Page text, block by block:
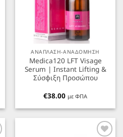
ΑΝΑΠΛΑΣΗ-ΑΝΑΔΟΜΗΣΗ
Medica120 LFT Visage
Serum | Instant Lifting &
Σύσφιξη Προσώπου
€38.00 με ΦΠΑ
Προσθήκη